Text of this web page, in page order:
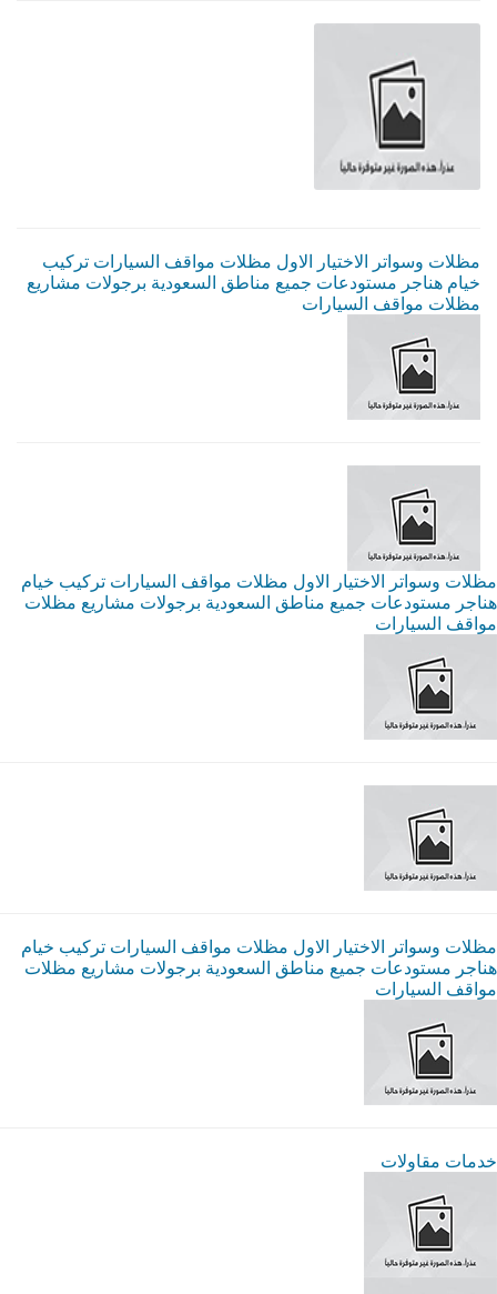
مظلات وسواتر الاختيار الاول مظلات مواقف السيارات تركيب
خيام هناجر مستودعات جميع مناطق السعودية برجولات مشاريع
مظلات مواقف السيارات
مظلات وسواتر الاختيار الاول مظلات مواقف السيارات تركيب خيام
هناجر مستودعات جميع مناطق السعودية برجولات مشاريع مظلات
مواقف السيارات
مظلات وسواتر الاختيار الاول مظلات مواقف السيارات تركيب خيام
هناجر مستودعات جميع مناطق السعودية برجولات مشاريع مظلات
مواقف السيارات
خدمات مقاولات